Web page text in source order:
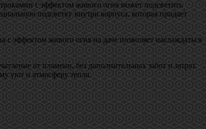
с эффектом живого огня может подсветить
подсветку внутри корпуса, которая придает
эффектом живого огня на даче позволяет наслаждаться
от пламени, без дополнительных забот и затрат.
уют и атмосферу тепла.